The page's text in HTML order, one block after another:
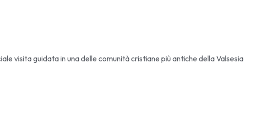
visita guidata in una delle comunità cristiane più antiche della Valsesia